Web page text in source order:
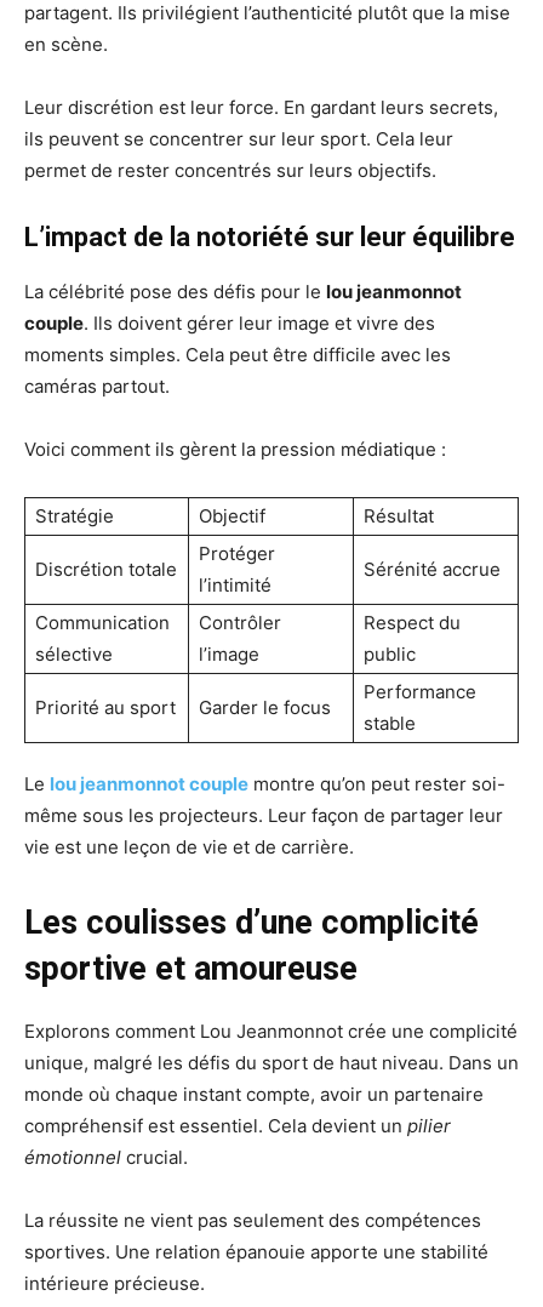
partagent. Ils privilégient l’authenticité plutôt que la mise
en scène.
Leur discrétion est leur force. En gardant leurs secrets,
ils peuvent se concentrer sur leur sport. Cela leur
permet de rester concentrés sur leurs objectifs.
L’impact de la notoriété sur leur équilibre
La célébrité pose des défis pour le lou jeanmonnot
couple. Ils doivent gérer leur image et vivre des
moments simples. Cela peut être difficile avec les
caméras partout.
Voici comment ils gèrent la pression médiatique :
Stratégie Objectif Résultat
Discrétion totale
Protéger
l’intimité
Sérénité accrue
Communication
sélective
Contrôler
l’image
Respect du
public
Priorité au sport Garder le focus
Performance
stable
Le lou jeanmonnot couple montre qu’on peut rester soi-
même sous les projecteurs. Leur façon de partager leur
vie est une leçon de vie et de carrière.
Les coulisses d’une complicité
sportive et amoureuse
Explorons comment Lou Jeanmonnot crée une complicité
unique, malgré les défis du sport de haut niveau. Dans un
monde où chaque instant compte, avoir un partenaire
compréhensif est essentiel. Cela devient un pilier
émotionnel crucial.
La réussite ne vient pas seulement des compétences
sportives. Une relation épanouie apporte une stabilité
intérieure précieuse.